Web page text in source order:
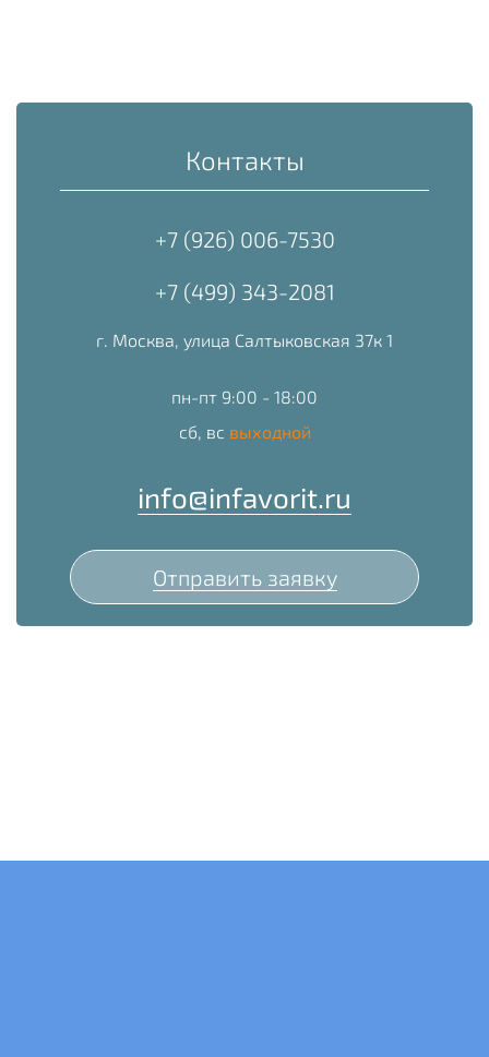
Контакты
+7 (926) 006-7530
+7 (499) 343-2081
г. Москва, улица Салтыковская 37к 1
пн-пт 9:00 - 18:00
сб, вс выходной
info@infavorit.ru
Отправить заявку